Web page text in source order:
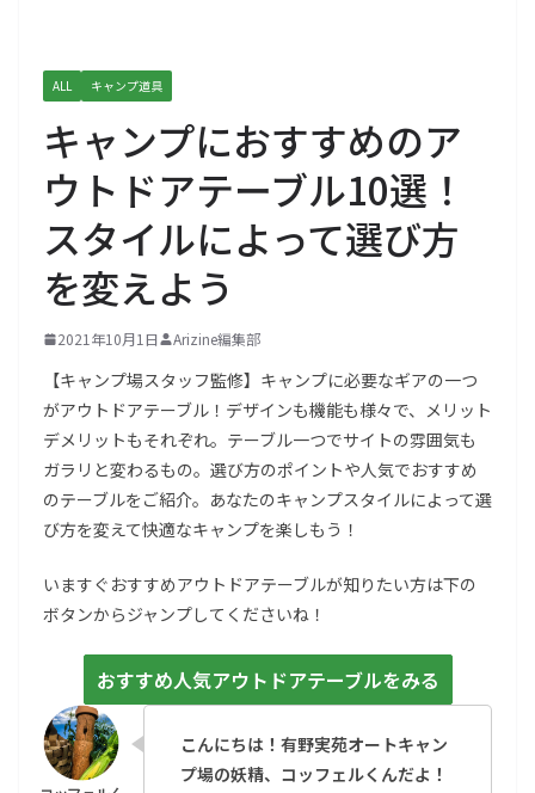
ALL キャンプ道具
キャンプにおすすめのア
ウトドアテーブル10選！
スタイルによって選び方
を変えよう
2021年10月1日 Arizine編集部
【キャンプ場スタッフ監修】キャンプに必要なギアの一つ
がアウトドアテーブル！デザインも機能も様々で、メリット
デメリットもそれぞれ。テーブル一つでサイトの雰囲気も
ガラリと変わるもの。選び方のポイントや人気でおすすめ
のテーブルをご紹介。あなたのキャンプスタイルによって選
び方を変えて快適なキャンプを楽しもう！
いますぐおすすめアウトドアテーブルが知りたい方は下の
ボタンからジャンプしてくださいね！
おすすめ人気アウトドアテーブルをみる
こんにちは！有野実苑オートキャン
プ場の妖精、コッフェルくんだよ！